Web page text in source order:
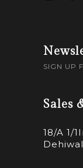
SIGN UP
Sales
18/A 1/